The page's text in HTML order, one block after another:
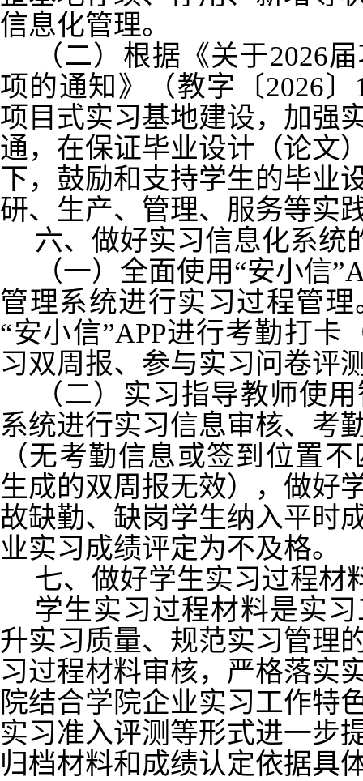
信息化管理。
（二）根据《关于2026
项的通知》（教字〔2026
项目式实习基地建设，加强
通，在保证毕业设计（论文
下，鼓励和支持学生的毕业
研、生产、管理、服务等实
六、做好实习信息化系统
（一）全面使用“安小信
管理系统进行实习过程管
“安小信”APP进行考勤打卡
习双周报、参与实习问卷评
（二）实习指导教师使
系统进行实习信息审核、考
（无考勤信息或签到位置
生成的双周报无效），做好
故缺勤、缺岗学生纳入平时
业实习成绩评定为不及格。
七、做好学生实习过程材
学生实习过程材料是实
升实习质量、规范实习管理
习过程材料审核，严格落实
院结合学院企业实习工作特
实习准入评测等形式进一步
归档材料和成绩认定依据具